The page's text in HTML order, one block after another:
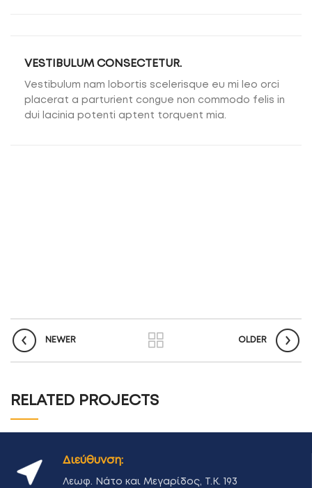
VESTIBULUM CONSECTETUR.
Vestibulum nam lobortis scelerisque eu mi leo orci
placerat a parturient congue non commodo felis in
dui lacinia potenti aptent torquent mia.
NEWER OLDER
RELATED PROJECTS
Διεύθυνση:
Λεωφ. Νάτο και Μεγαρίδος, Τ.Κ. 193